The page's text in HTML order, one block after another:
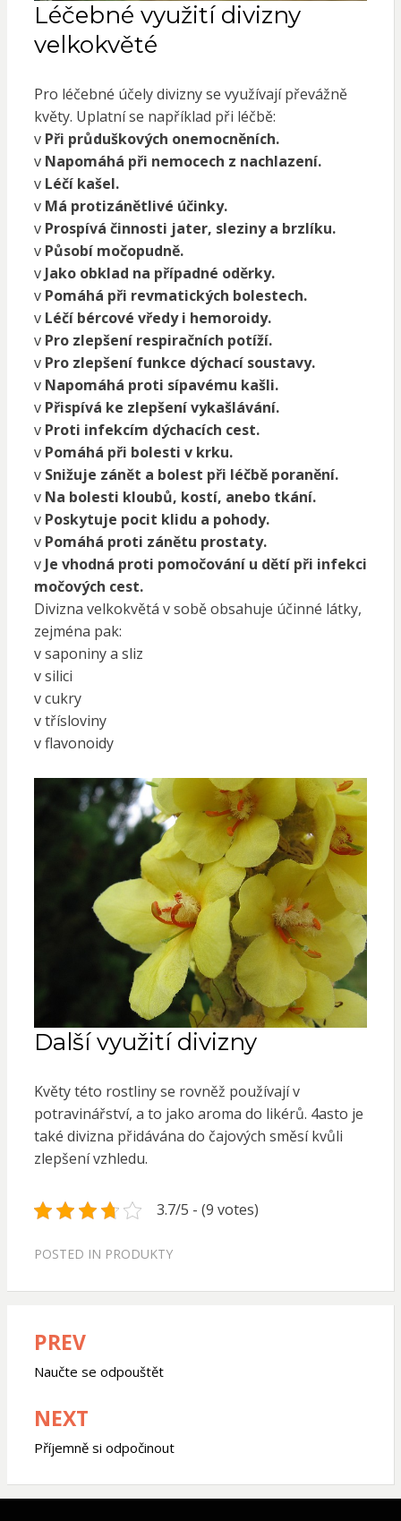
Léčebné využití divizny
velkokvěté
Pro léčebné účely divizny se využívají převážně
květy. Uplatní se například při léčbě:
v Při průduškových onemocněních.
v Napomáhá při nemocech z nachlazení.
v Léčí kašel.
v Má protizánětlivé účinky.
v Prospívá činnosti jater, sleziny a brzlíku.
v Působí močopudně.
v Jako obklad na případné oděrky.
v Pomáhá při revmatických bolestech.
v Léčí bércové vředy i hemoroidy.
v Pro zlepšení respiračních potíží.
v Pro zlepšení funkce dýchací soustavy.
v Napomáhá proti sípavému kašli.
v Přispívá ke zlepšení vykašlávání.
v Proti infekcím dýchacích cest.
v Pomáhá při bolesti v krku.
v Snižuje zánět a bolest při léčbě poranění.
v Na bolesti kloubů, kostí, anebo tkání.
v Poskytuje pocit klidu a pohody.
v Pomáhá proti zánětu prostaty.
v Je vhodná proti pomočování u dětí při infekci
močových cest.
Divizna velkokvětá v sobě obsahuje účinné látky,
zejména pak:
v saponiny a sliz
v silici
v cukry
v třísloviny
v flavonoidy
Další využití divizny
Květy této rostliny se rovněž používají v
potravinářství, a to jako aroma do likérů. 4asto je
také divizna přidávána do čajových směsí kvůli
zlepšení vzhledu.
3.7/5 - (9 votes)
POSTED IN PRODUKTY
Navigace
pro
příspěvek
PREV
Naučte se odpouštět
NEXT
Příjemně si odpočinout